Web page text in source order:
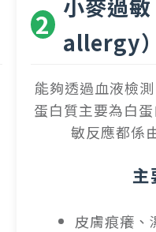
2
小麥過
allergy）
能夠透過血液檢
蛋白質主要為白
敏反應都係
主
皮膚痕癢、